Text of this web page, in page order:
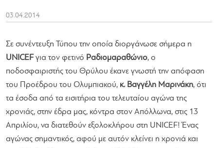
03.04.2014
Σε συνέντευξη Τύπου την οποία διοργάνωσε σήμερα η
UNICEF για τον φετινό Ραδιομαραθώνιo, ο
ποδοσφαιριστής του Θρύλου έκανε γνωστή την απόφαση
του Προέδρου του Ολυμπιακού, κ. Βαγγέλη Μαρινάκη, ότι
τα έσοδα από τα εισιτήρια του τελευταίου αγώνα της
χρονιάς, στην έδρα μας, κόντρα στον Απόλλωνα, στις 13
Απριλίου, να διατεθούν εξολοκλήρου στη UNICEF! Ένας
αγώνας σημαντικός, αφού με αυτόν κλείνει η χρονιά και